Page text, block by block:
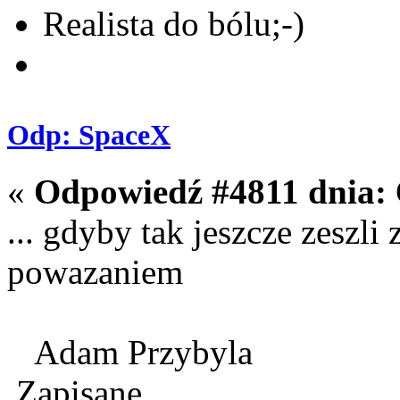
Realista do bólu;-)
Odp: SpaceX
« Odpowiedź #4811 dnia:
... gdyby tak jeszcze zeszli
powazaniem
Adam Przybyla
Zapisane